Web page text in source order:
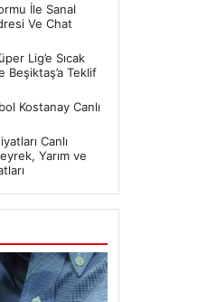
İle Sanal
Ve Chat
Lig’e Sıcak
Beşiktaş’a Teklif
Kostanay Canlı
Canlı
Yarım ve